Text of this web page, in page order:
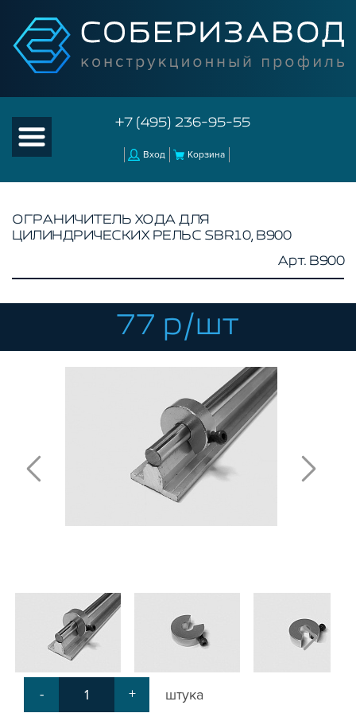
+7 (495) 236-95-55
Вход Корзина
КОНСТРУКЦИОННЫЙ ПРОФИЛЬ
КОМПЛЕКТУЮЩИЕ К ЧПУ
КОНСТРУКЦИОННЫЙ ПРОФИЛЬ ДЛЯ
ПРОФИЛЬНЫЕ НАПРАВЛЯЮЩИЕ
ПОЛИРОВАННЫЕ ВАЛЫ И ДЕРЖАТЕЛИ
ШАРИКО-ВИНТОВЫЕ ПЕРЕДАЧИ (ШВП)
ОПОРЫ ХОДОВЫХ ВИНТОВ
ЛИНЕЙНЫЕ ПОДШИПНИКИ И МОДУЛИ
КАБЕЛЬ-КАНАЛЫ СТАНОЧНЫЕ ГИБКИЕ
МУФТЫ СОЕДИНИТЕЛЬНЫЕ
ЦАНГИ И ФРЕЗЫ
АКСЕССУАРЫ ДЛЯ РАБОЧЕГО СТОЛА
АКСЕССУАРЫ ДЛЯ V-ПАЗА
СОЕДИНИТЕЛЬНЫЕ ПЛАСТИНЫ
Т-БОЛТЫ И Т-ГАЙКИ
СУХАРИ ПАЗОВЫЕ
УГЛОВЫЕ СОЕДИНИТЕЛИ
ОГРАНИЧИТЕЛЬ ХОДА ДЛЯ
ЦИЛИНДРИЧЕСКИХ РЕЛЬС SBR10, B900
Арт. B900
77 р/шт
- + штука